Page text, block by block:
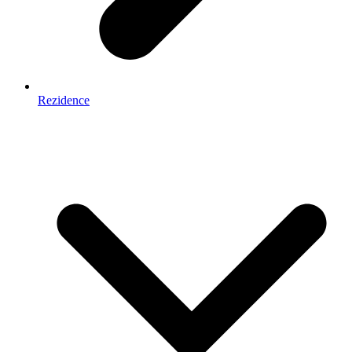
Rezidence